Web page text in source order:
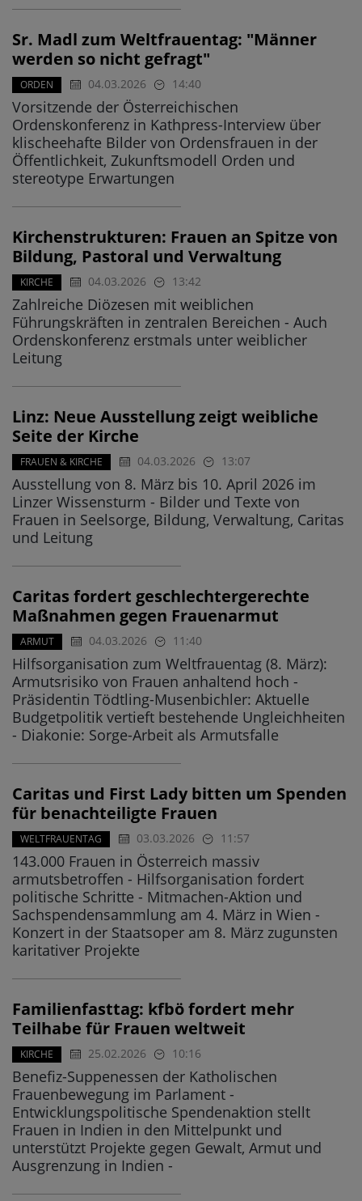
Sr. Madl zum Weltfrauentag: "Männer
werden so nicht gefragt"
ORDEN 04.03.2026 14:40
Vorsitzende der Österreichischen
Ordenskonferenz in Kathpress-Interview über
klischeehafte Bilder von Ordensfrauen in der
Öffentlichkeit, Zukunftsmodell Orden und
stereotype Erwartungen
Kirchenstrukturen: Frauen an Spitze von
Bildung, Pastoral und Verwaltung
KIRCHE 04.03.2026 13:42
Zahlreiche Diözesen mit weiblichen
Führungskräften in zentralen Bereichen - Auch
Ordenskonferenz erstmals unter weiblicher
Leitung
Linz: Neue Ausstellung zeigt weibliche
Seite der Kirche
FRAUEN & KIRCHE 04.03.2026 13:07
Ausstellung von 8. März bis 10. April 2026 im
Linzer Wissensturm - Bilder und Texte von
Frauen in Seelsorge, Bildung, Verwaltung, Caritas
und Leitung
Caritas fordert geschlechtergerechte
Maßnahmen gegen Frauenarmut
ARMUT 04.03.2026 11:40
Hilfsorganisation zum Weltfrauentag (8. März):
Armutsrisiko von Frauen anhaltend hoch -
Präsidentin Tödtling-Musenbichler: Aktuelle
Budgetpolitik vertieft bestehende Ungleichheiten
- Diakonie: Sorge-Arbeit als Armutsfalle
Caritas und First Lady bitten um Spenden
für benachteiligte Frauen
WELTFRAUENTAG 03.03.2026 11:57
143.000 Frauen in Österreich massiv
armutsbetroffen - Hilfsorganisation fordert
politische Schritte - Mitmachen-Aktion und
Sachspendensammlung am 4. März in Wien -
Konzert in der Staatsoper am 8. März zugunsten
karitativer Projekte
Familienfasttag: kfbö fordert mehr
Teilhabe für Frauen weltweit
KIRCHE 25.02.2026 10:16
Benefiz-Suppenessen der Katholischen
Frauenbewegung im Parlament -
Entwicklungspolitische Spendenaktion stellt
Frauen in Indien in den Mittelpunkt und
unterstützt Projekte gegen Gewalt, Armut und
Ausgrenzung in Indien -